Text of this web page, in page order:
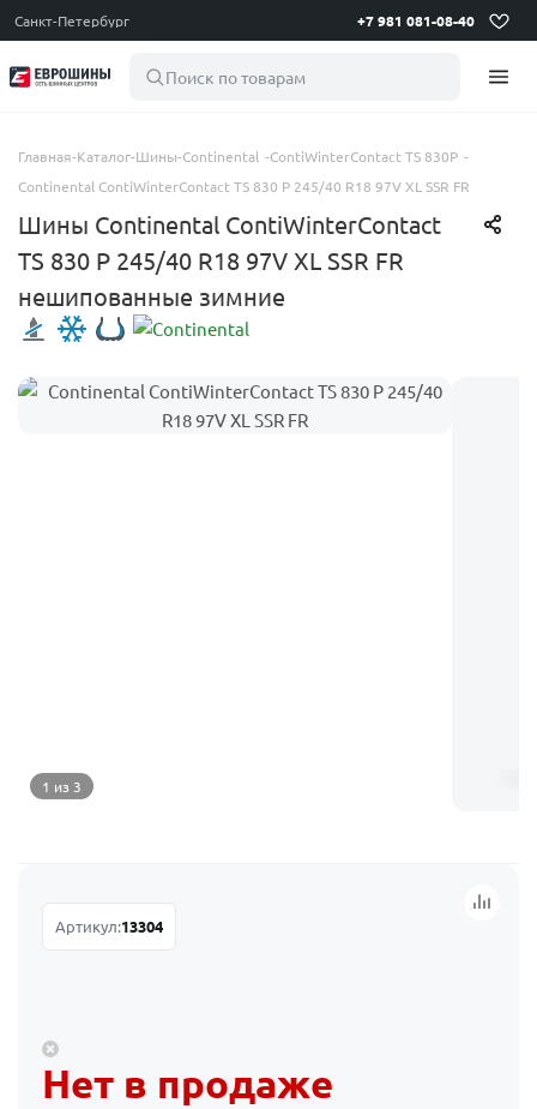
Санкт-Петербург +7 981 081-08-40
Поиск по товарам
Главная-Каталог-Шины-Continental -ContiWinterContact TS 830P -
Continental ContiWinterContact TS 830 P 245/40 R18 97V XL SSR FR
Шины Continental ContiWinterContact
TS 830 P 245/40 R18 97V XL SSR FR
нешипованные зимние
1 из 3
Артикул:13304
Нет в продаже